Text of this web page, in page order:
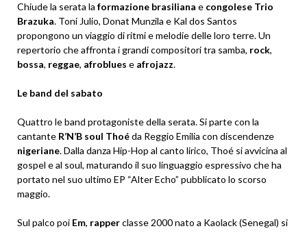
Chiude la serata la formazione brasiliana e congolese Trio
Brazuka. Toni Julio, Donat Munzila e Kal dos Santos
propongono un viaggio di ritmi e melodie delle loro terre. Un
repertorio che affronta i grandi compositori tra samba, rock,
bossa, reggae, afroblues e afrojazz.
Le band del sabato
Quattro le band protagoniste della serata. Si parte con la
cantante R’N’B soul Thoéda Reggio Emilia con discendenze
nigeriane. Dalla danza Hip-Hop al canto lirico, Thoé si avvicina al
gospel e al soul, maturando il suo linguaggio espressivo che ha
portato nel suo ultimo EP “Alter Echo” pubblicato lo scorso
maggio.
Sul palco poi Em, rapperclasse 2000 nato a Kaolack (Senegal) si